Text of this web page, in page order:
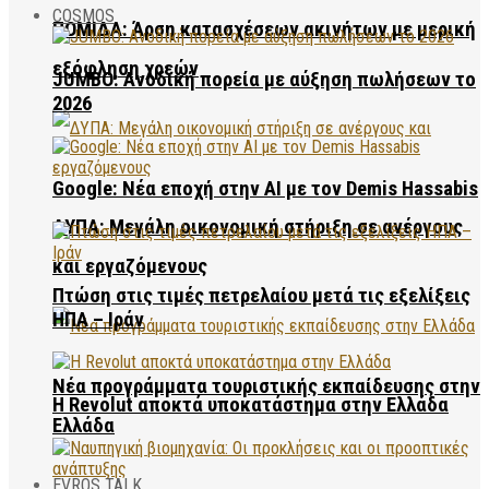
ΠΟΜΙΔΑ: Άρση κατασχέσεων ακινήτων με μερική
εξόφληση χρεών
ΔΥΠΑ: Μεγάλη οικονομική στήριξη σε ανέργους
και εργαζόμενους
Νέα προγράμματα τουριστικής εκπαίδευσης στην
Ελλάδα
EVROS TALK
COSMOS
JUMBO: Ανοδική πορεία με αύξηση πωλήσεων το
2026
Google: Νέα εποχή στην AI με τον Demis Hassabis
Πτώση στις τιμές πετρελαίου μετά τις εξελίξεις
ΗΠΑ – Ιράν
Η Revolut αποκτά υποκατάστημα στην Ελλάδα